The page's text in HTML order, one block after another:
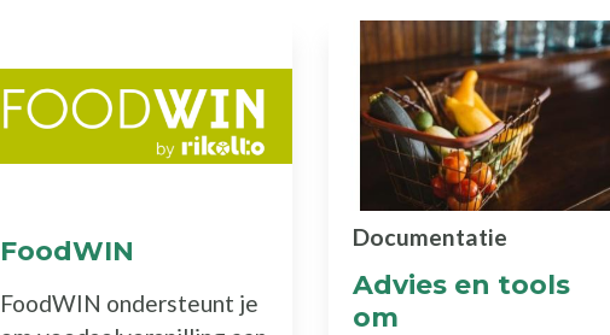
FoodWIN
FoodWIN ondersteunt je
Advies en tools
om
Documentatie